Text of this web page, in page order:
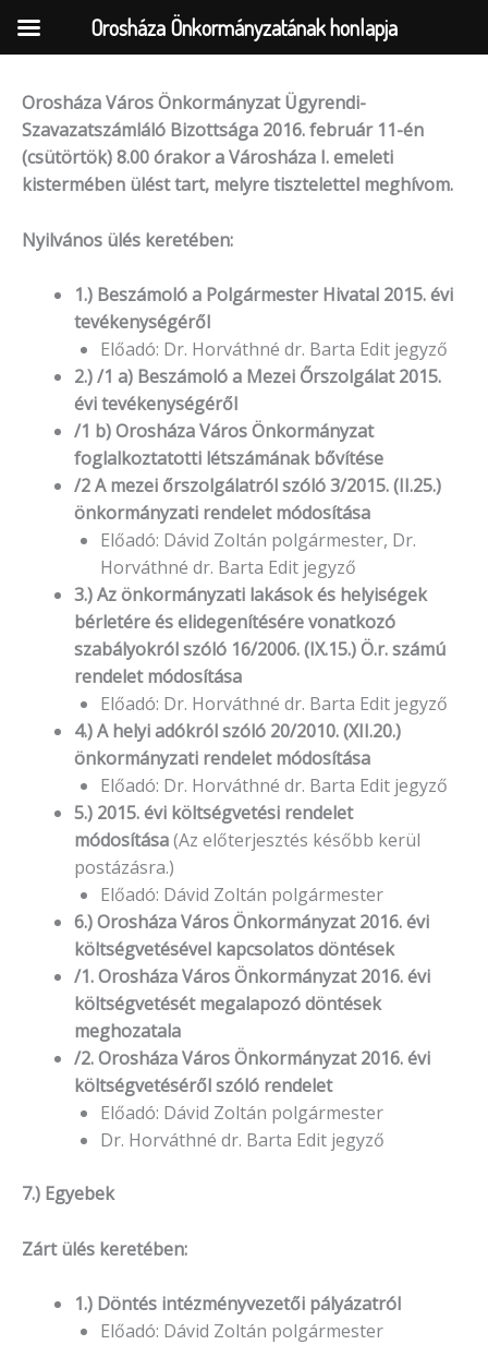
Skip
content
Orosháza Város Önkormányzat Ügyrendi-
Szavazatszámláló Bizottsága 2016. február 11-én
(csütörtök) 8.00 órakor a Városháza I. emeleti
kistermében ülést tart, melyre tisztelettel meghívom.
Nyilvános ülés keretében:
1.) Beszámoló a Polgármester Hivatal 2015. évi
tevékenységéről
Előadó: Dr. Horváthné dr. Barta Edit jegyző
2.) /1 a) Beszámoló a Mezei Őrszolgálat 2015.
évi tevékenységéről
/1 b) Orosháza Város Önkormányzat
foglalkoztatotti létszámának bővítése
/2 A mezei őrszolgálatról szóló 3/2015. (II.25.)
önkormányzati rendelet módosítása
Előadó: Dávid Zoltán polgármester, Dr.
Horváthné dr. Barta Edit jegyző
3.) Az önkormányzati lakások és helyiségek
bérletére és elidegenítésére vonatkozó
szabályokról szóló 16/2006. (IX.15.) Ö.r. számú
rendelet módosítása
Előadó: Dr. Horváthné dr. Barta Edit jegyző
4.) A helyi adókról szóló 20/2010. (XII.20.)
önkormányzati rendelet módosítása
Előadó: Dr. Horváthné dr. Barta Edit jegyző
5.) 2015. évi költségvetési rendelet
módosítása(Az előterjesztés később kerül
postázásra.)
Előadó: Dávid Zoltán polgármester
6.) Orosháza Város Önkormányzat 2016. évi
költségvetésével kapcsolatos döntések
/1. Orosháza Város Önkormányzat 2016. évi
költségvetését megalapozó döntések
meghozatala
/2. Orosháza Város Önkormányzat 2016. évi
költségvetéséről szóló rendelet
Előadó: Dávid Zoltán polgármester
Dr. Horváthné dr. Barta Edit jegyző
7.) Egyebek
Zárt ülés keretében:
1.) Döntés intézményvezetői pályázatról
Előadó: Dávid Zoltán polgármester
Orosháza Önkormányzatának honlapja